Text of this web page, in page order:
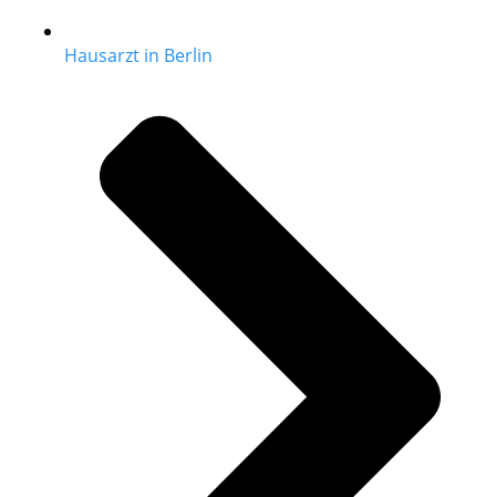
Hausarzt in Berlin